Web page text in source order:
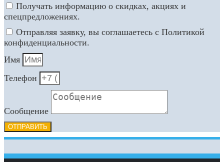
Получать информацию о скидках, акциях и
спецпредложениях.
Отправляя заявку, вы соглашаетесь с Политикой
конфиденциальности.
Имя
Телефон
Сообщение
ОТПРАВИТЬ